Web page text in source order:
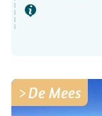
De Mees